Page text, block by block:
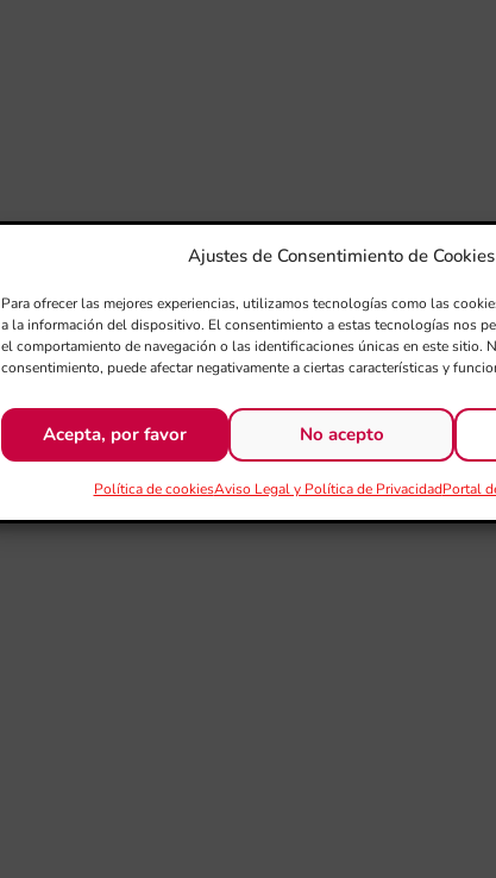
Ajustes de Consentimiento de Cookies
Para ofrecer las mejores experiencias, utilizamos tecnologías como las
a la información del dispositivo. El consentimiento a estas tecnologías nos
el comportamiento de navegación o las identificaciones únicas en este sitio.
consentimiento, puede afectar negativamente a ciertas características y
Acepta, por favor No acepto
Política de cookiesAviso Legal y Política de PrivacidadPortal